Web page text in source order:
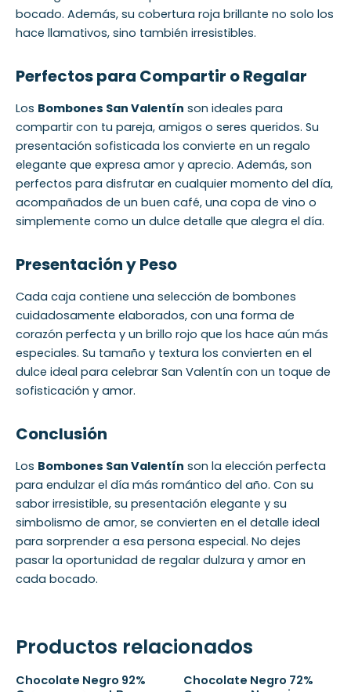
bocado. Además, su cobertura roja brillante no solo los
hace llamativos, sino también irresistibles.
Perfectos para Compartir o Regalar
Los Bombones San Valentín son ideales para
compartir con tu pareja, amigos o seres queridos. Su
presentación sofisticada los convierte en un regalo
elegante que expresa amor y aprecio. Además, son
perfectos para disfrutar en cualquier momento del día,
acompañados de un buen café, una copa de vino o
simplemente como un dulce detalle que alegra el día.
Presentación y Peso
Cada caja contiene una selección de bombones
cuidadosamente elaborados, con una forma de
corazón perfecta y un brillo rojo que los hace aún más
especiales. Su tamaño y textura los convierten en el
dulce ideal para celebrar San Valentín con un toque de
sofisticación y amor.
Conclusión
Los Bombones San Valentín son la elección perfecta
para endulzar el día más romántico del año. Con su
sabor irresistible, su presentación elegante y su
simbolismo de amor, se convierten en el detalle ideal
para sorprender a esa persona especial. No dejes
pasar la oportunidad de regalar dulzura y amor en
cada bocado.
Productos relacionados
Chocolate Negro 92%
El
El
Chocolate Negro 72%